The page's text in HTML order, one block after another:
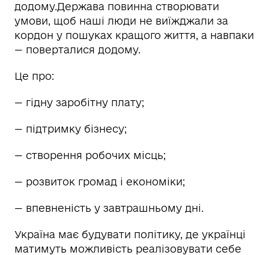
додому.Держава повинна створювати
умови, щоб наші люди не виїжджали за
кордон у пошуках кращого життя, а навпаки
— поверталися додому.
Це про:
— гідну заробітну плату;
— підтримку бізнесу;
— створення робочих місць;
— розвиток громад і економіки;
— впевненість у завтрашньому дні.
Україна має будувати політику, де українці
матимуть можливість реалізовувати себе